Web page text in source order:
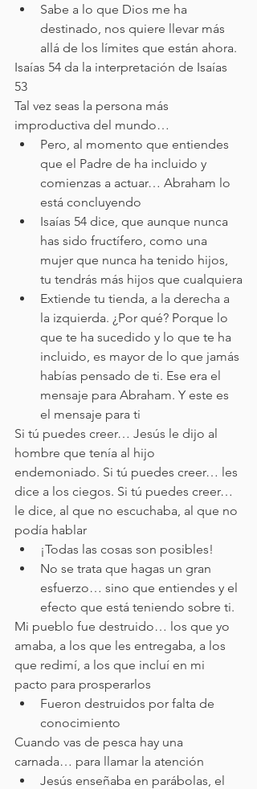
Sabe a lo que Dios me ha
destinado, nos quiere llevar más
allá de los límites que están ahora.
Isaías 54 da la interpretación de Isaías
53
Tal vez seas la persona más
improductiva del mundo…
Pero, al momento que entiendes
que el Padre de ha incluido y
comienzas a actuar… Abraham lo
está concluyendo
Isaías 54 dice, que aunque nunca
has sido fructífero, como una
mujer que nunca ha tenido hijos,
tu tendrás más hijos que cualquiera
Extiende tu tienda, a la derecha a
la izquierda. ¿Por qué? Porque lo
que te ha sucedido y lo que te ha
incluido, es mayor de lo que jamás
habías pensado de ti. Ese era el
mensaje para Abraham. Y este es
el mensaje para ti
Si tú puedes creer… Jesús le dijo al
hombre que tenía al hijo
endemoniado. Si tú puedes creer… les
dice a los ciegos. Si tú puedes creer…
le dice, al que no escuchaba, al que no
podía hablar
¡Todas las cosas son posibles!
No se trata que hagas un gran
esfuerzo… sino que entiendes y el
efecto que está teniendo sobre ti.
Mi pueblo fue destruido… los que yo
amaba, a los que les entregaba, a los
que redimí, a los que incluí en mi
pacto para prosperarlos
Fueron destruidos por falta de
conocimiento
Cuando vas de pesca hay una
carnada… para llamar la atención
Jesús enseñaba en parábolas, el